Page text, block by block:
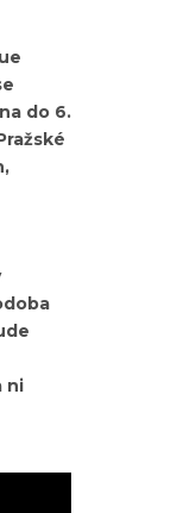
do 6.
ni